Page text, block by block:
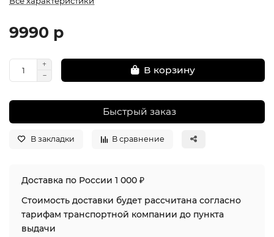
9990 р
В корзину
Быстрый заказ
В закладки В сравнение
Доставка по России 1 000 ₽
Стоимость доставки будет рассчитана согласно
тарифам транспортной компании до пункта
выдачи